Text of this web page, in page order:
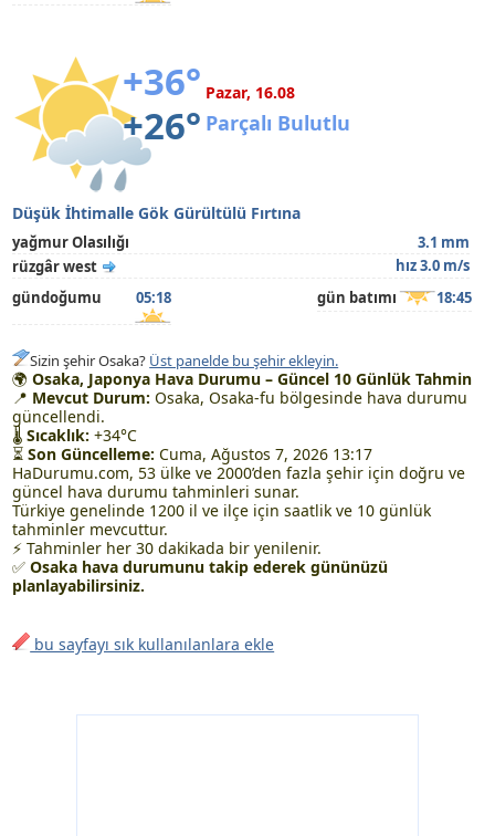
+36°
+26°
Pazar, 16.08
Parçalı Bulutlu
Düşük İhtimalle Gök Gürültülü Fırtına
yağmur Olasılığı
3.1 mm
rüzgâr west
hız 3.0 m/s
gündoğumu
05:18 gün batımı 18:45
Sizin şehir Osaka? Üst panelde bu şehir ekleyin.
🌍Osaka, Japonya Hava Durumu – Güncel 10 Günlük Tahmin
📍 Mevcut Durum: Osaka, Osaka-fu bölgesinde hava durumu
güncellendi.
🌡Sıcaklık: +34°C
⏳Son Güncelleme: Cuma, Ağustos 7, 2026 13:17
HaDurumu.com, 53 ülke ve 2000’den fazla şehir için doğru ve
güncel hava durumu tahminleri sunar.
Türkiye genelinde 1200 il ve ilçe için saatlik ve 10 günlük
tahminler mevcuttur.
⚡ Tahminler her 30 dakikada bir yenilenir.
✅Osaka hava durumunu takip ederek gününüzü
planlayabilirsiniz.
bu sayfayı sık kullanılanlara ekle